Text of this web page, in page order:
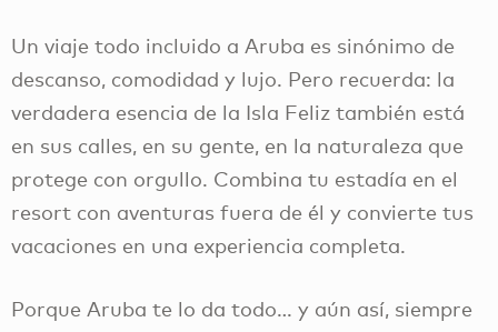
Un viaje todo incluido a Aruba es sinónimo de
descanso, comodidad y lujo. Pero recuerda: la
verdadera esencia de la Isla Feliz también está
en sus calles, en su gente, en la naturaleza que
protege con orgullo. Combina tu estadía en el
resort con aventuras fuera de él y convierte tus
vacaciones en una experiencia completa.
Porque Aruba te lo da todo… y aún así, siempre